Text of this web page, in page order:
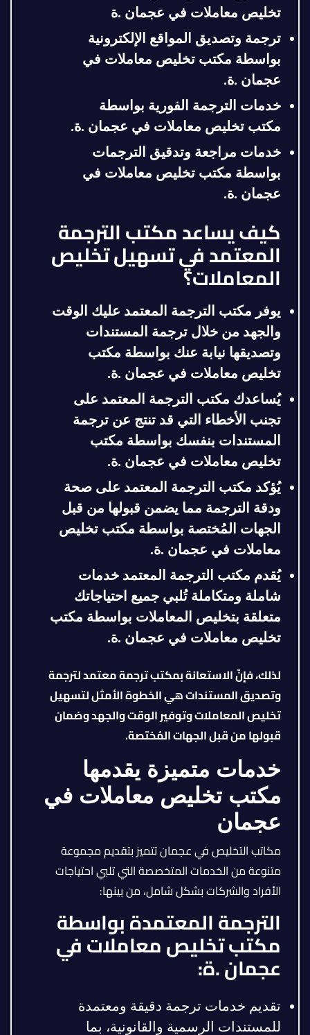
تخليص معاملات في عجمان .ة
ترجمة وتصديق المواقع الإلكترونية
بواسطة مكتب تخليص معاملات في
عجمان .ة.
خدمات الترجمة الفورية بواسطة
مكتب تخليص معاملات في عجمان .ة.
خدمات مراجعة وتدقيق الترجمات
بواسطة مكتب تخليص معاملات في
عجمان .ة.
كيف يساعد مكتب الترجمة
المعتمد في تسهيل تخليص
المعاملات؟
يوفر مكتب الترجمة المعتمد عليك الوقت
والجهد من خلال ترجمة المستندات
وتصديقها نيابة عنك بواسطة مكتب
تخليص معاملات في عجمان .ة.
يُساعدك مكتب الترجمة المعتمد على
تجنب الأخطاء التي قد تنتج عن ترجمة
المستندات بنفسك بواسطة مكتب
تخليص معاملات في عجمان .ة.
يُؤكد مكتب الترجمة المعتمد على صحة
ودقة الترجمة مما يضمن قبولها من قبل
الجهات المُختصة بواسطة مكتب تخليص
معاملات في عجمان .ة.
يُقدم مكتب الترجمة المعتمد خدمات
شاملة ومتكاملة تُلبي جميع احتياجاتك
متعلقة بتخليص المعاملات بواسطة مكتب
تخليص معاملات في عجمان .ة.
لذلك، فإنّ الاستعانة بمكتب ترجمة معتمد لترجمة
وتصديق المستندات هي الخطوة الأمثل لتسهيل
تخليص المعاملات وتوفير الوقت والجهد وضمان
قبولها من قبل الجهات المُختصة.
خدمات متميزة يقدمها
مكتب تخليص معاملات في
عجمان
مكاتب التخليص في عجمان تتميز بتقديم مجموعة
متنوعة من الخدمات المتخصصة التي تلبي احتياجات
الأفراد والشركات بشكل شامل، من بينها:
الترجمة المعتمدة بواسطة
مكتب تخليص معاملات في
عجمان .ة:
تقديم خدمات ترجمة دقيقة ومعتمدة
للمستندات الرسمية والقانونية، بما